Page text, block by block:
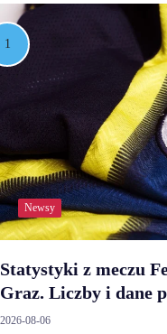
Newsy
Statystyki z meczu
Graz. Liczby i dane
2026-08-06